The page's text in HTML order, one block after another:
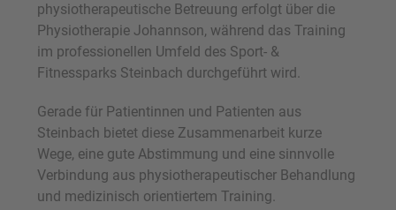
physiotherapeutische Betreuung erfolgt über die
Physiotherapie Johannson, während das Training
im professionellen Umfeld des Sport- &
Fitnessparks Steinbach durchgeführt wird.
Gerade für Patientinnen und Patienten aus
Steinbach bietet diese Zusammenarbeit kurze
Wege, eine gute Abstimmung und eine sinnvolle
Verbindung aus physiotherapeutischer Behandlung
und medizinisch orientiertem Training.